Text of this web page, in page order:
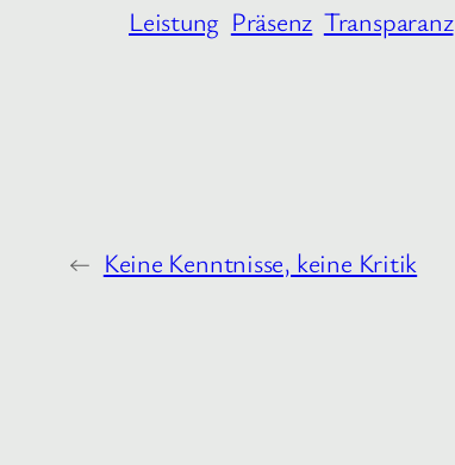
Leistung Präsenz Transparanz
← Keine Kenntnisse, keine Kritik